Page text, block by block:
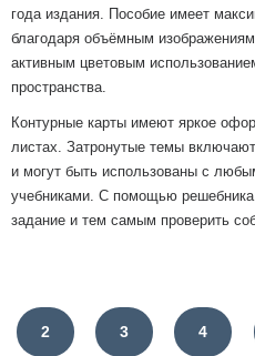
года издания. Пособие имеет
благодаря объёмным
активным цветовым
пространства.
Контурные карты имеют яркое
листах. Затронутые темы
и могут быть использованы с
учебниками. С помощью решебника
задание и тем самым проверить
2 3 4